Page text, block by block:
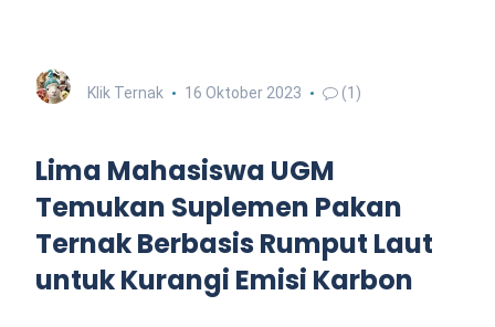
Klik Ternak 16 Oktober 2023 (1)
Lima Mahasiswa UGM
Temukan Suplemen Pakan
Ternak Berbasis Rumput Laut
untuk Kurangi Emisi Karbon